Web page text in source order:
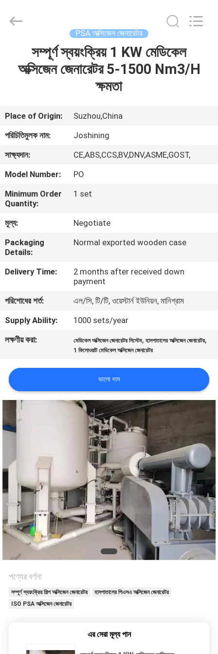
আমাদের
সম্পর্কে
কারখানা
ভ্রমণ
মান
নিয়ন্ত্রণ
আমাদের
সাথে
যোগাযোগ
খবর
মামলা
একটি
উদ্ধৃতি
করুন
NEWS
সাইট
ম্যাপ
গোপনীয়তা
নীতি
Technology
Co.,Ltd.
PSA অক্সিজেন জেনারেটর
সম্পূর্ণ স্বয়ংক্রিয় 1 KW মেডিকেল
অক্সিজেন জেনারেটর 5-1500 Nm3/H
ক্ষমতা
Place of Origin:
Suzhou,China
পরিচিতিমুলক নাম:
Joshining
সাক্ষ্যদান:
CE,ABS,CCS,BV,DNV,ASME,GOST,
Model Number:
PO
Minimum Order
Quantity:
1 set
মূল্য:
Negotiate
Packaging
Details:
Normal exported wooden case
Delivery Time:
2 months after received down
payment
পরিশোধের শর্ত:
এল/সি, টি/টি, ওয়েস্টার্ন ইউনিয়ন, মানিগ্রাম
Supply Ability:
1000 sets/year
লক্ষণীয় করা:
মেডিকেল অক্সিজেন জেনারেটর সিস্টেম,হাসপাতালের অক্সিজেন জেনারেটর,
1 কিলোওয়াট মেডিকেল অক্সিজেন জেনারেটর
ভালো দাম
পণ্যের বর্ণনা
সম্পূর্ণ স্বয়ংক্রিয় শিল্প অক্সিজেন জেনারেটর
হাসপাতালের পিএসএ অক্সিজেন জেনারেটর
ISO PSA অক্সিজেন জেনারেটর
এর সেরা মূল্য পান